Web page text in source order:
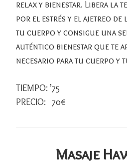
relax y bienestar. Libera la
por el estrés y el ajetreo de
tu cuerpo y consigue una
auténtico bienestar que te
necesario para tu cuerpo y
TIEMPO: ’75
PRECIO: 70€
Masaje